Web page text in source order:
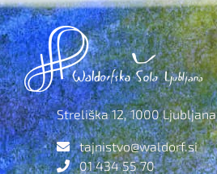
Streliška 12, 1000 Ljubljana
tajnistvo@waldorf.si
01 434 55 70